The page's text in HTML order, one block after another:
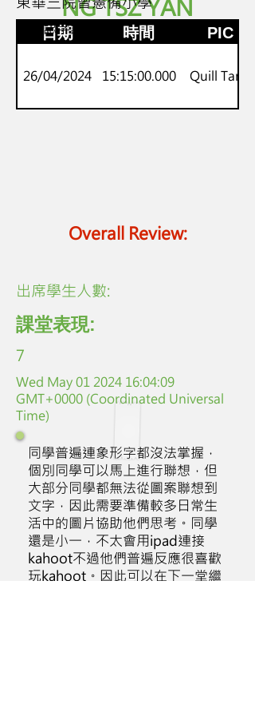
NG TSZ YAN
日期 時間 PIC
26/04/2024 15:15:00.000 Quill Tang
Overall Review:
中文認字讀寫小組
​出席學生人數:
課堂表現:
7
Wed May01 2024 16:04:09
GMT+0000 (Coordinated Universal
Time)
同學普遍連象形字都沒法掌握，
個別同學可以馬上進行聯想，但
大部分同學都無法從圖案聯想到
文字，因此需要準備較多日常生
活中的圖片協助他們思考。同學
還是小一，不太會用ipad連接
kahoot不過他們普遍反應很喜歡
玩kahoot。因此可以在下一堂繼